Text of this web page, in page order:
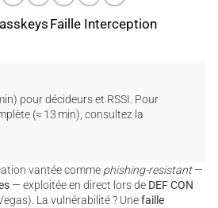
Faille Interception
pour décideurs et RSSI. Pour
(≈ 13 min), consultez la
vantée comme phishing-resistant—
— exploitée en direct lors de DEF CON
La vulnérabilité ? Unefaille